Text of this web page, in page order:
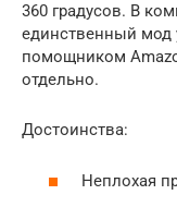
360 градусов. В
единственный мод
помощником
отдельно.
Достоинства:
Неплохая